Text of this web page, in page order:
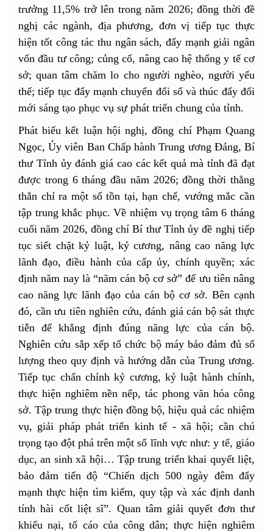
trưởng 11,5% trở lên trong năm 2026; đồng thời đề
nghị các ngành, địa phương, đơn vị tiếp tục thực
hiện tốt công tác thu ngân sách, đẩy mạnh giải ngân
vốn đầu tư công; củng cố, nâng cao hệ thống y tế cơ
sở; quan tâm chăm lo cho người nghèo, người yếu
thế; tiếp tục đẩy mạnh chuyển đổi số và thúc đẩy đổi
mới sáng tạo phục vụ sự phát triển chung của tỉnh.
Phát biểu kết luận hội nghị, đồng chí Phạm Quang
Ngọc, Ủy viên Ban Chấp hành Trung ương Đảng, Bí
thư Tỉnh ủy đánh giá cao các kết quả mà tỉnh đã đạt
được trong 6 tháng đầu năm 2026; đồng thời thẳng
thắn chỉ ra một số tồn tại, hạn chế, vướng mắc cần
tập trung khắc phục. Về nhiệm vụ trọng tâm 6 tháng
cuối năm 2026, đồng chí Bí thư Tỉnh ủy đề nghị tiếp
tục siết chặt kỷ luật, kỷ cương, nâng cao năng lực
lãnh đạo, điều hành của cấp ủy, chính quyền; xác
định năm nay là “năm cán bộ cơ sở” để ưu tiên nâng
cao năng lực lãnh đạo của cán bộ cơ sở. Bên cạnh
đó, cần ưu tiên nghiên cứu, đánh giá cán bộ sát thực
tiễn để khẳng định đúng năng lực của cán bộ.
Nghiên cứu sắp xếp tổ chức bộ máy bảo đảm đủ số
lượng theo quy định và hướng dẫn của Trung ương.
Tiếp tục chấn chỉnh kỷ cương, kỷ luật hành chính,
thực hiện nghiêm nền nếp, tác phong văn hóa công
sở. Tập trung thực hiện đồng bộ, hiệu quả các nhiệm
vụ, giải pháp phát triển kinh tế - xã hội; cần chú
trọng tạo đột phá trên một số lĩnh vực như: y tế, giáo
dục, an sinh xã hội… Tập trung triển khai quyết liệt,
bảo đảm tiến độ “Chiến dịch 500 ngày đêm đẩy
mạnh thực hiện tìm kiếm, quy tập và xác định danh
tính hài cốt liệt sĩ”. Quan tâm giải quyết đơn thư
khiếu nại, tố cáo của công dân; thực hiện nghiêm